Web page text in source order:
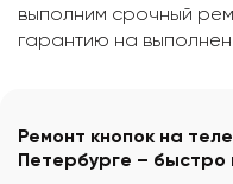
выполним срочный
гарантию на
Ремонт кнопок на
Петербурге – быстро